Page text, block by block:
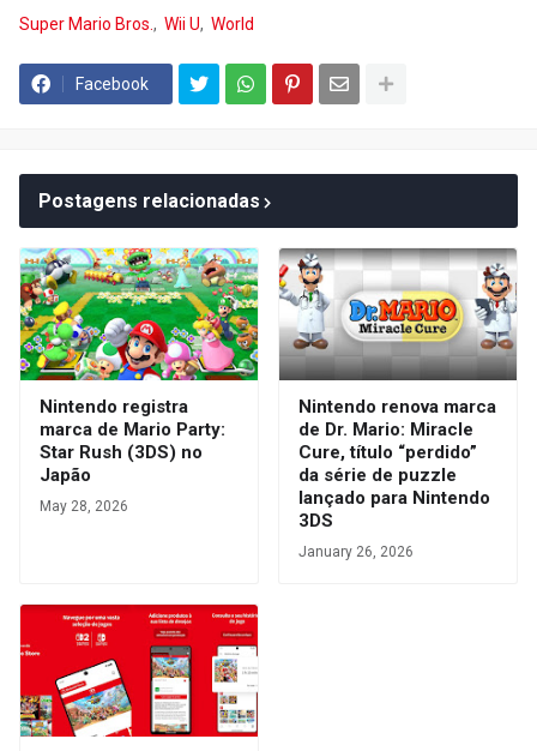
Super Mario Bros. Wii U World
Facebook
Postagens relacionadas
Nintendo registra
marca de Mario Party:
Star Rush (3DS) no
Japão
May 28, 2026
Nintendo renova marca
de Dr. Mario: Miracle
Cure, título “perdido”
da série de puzzle
lançado para Nintendo
3DS
January 26, 2026